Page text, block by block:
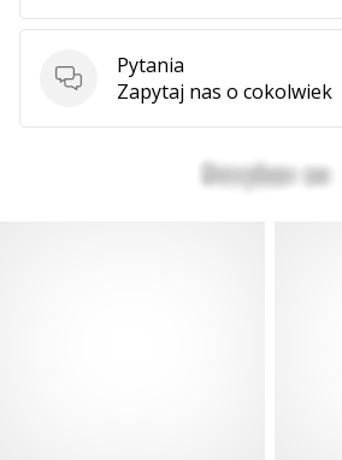
Pytania
Pytania
Zapytaj nas o cokolwiek